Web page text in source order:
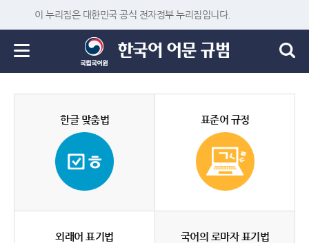
이 누리집은 대한민국 공식 전자정부 누리집입니다.
한글 맞춤법 표준어 규정
외래어 표기법 국어의 로마자 표기법